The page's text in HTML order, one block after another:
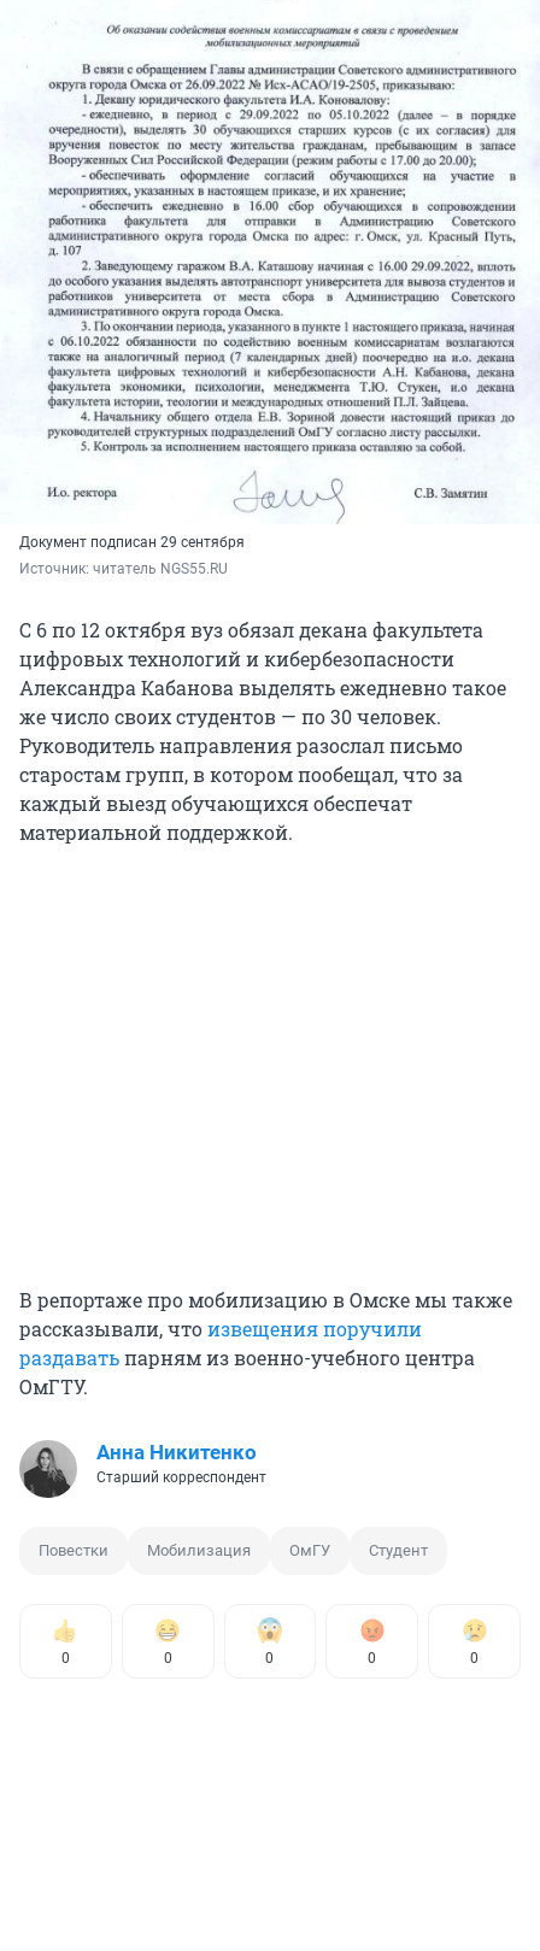
Документ подписан 29 сентября
Источник: читатель NGS55.RU
С 6 по 12 октября вуз обязал декана факультета
цифровых технологий и кибербезопасности
Александра Кабанова выделять ежедневно такое
же число своих студентов — по 30 человек.
Руководитель направления разослал письмо
старостам групп, в котором пообещал, что за
каждый выезд обучающихся обеспечат
материальной поддержкой.
В репортаже про мобилизацию в Омске мы также
рассказывали, чтоизвещения поручили
раздаватьпарням из военно-учебного центра
ОмГТУ.
Анна Никитенко
Старший корреспондент
Повестки Мобилизация ОмГУ Студент
0 0 0 0 0